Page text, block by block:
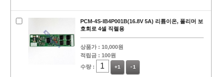
PCM-4S-IB4P001B(16.8V 5A) 리튬이온, 폴리머 보
호회로 4셀 직렬용
상품가 : 10,000원
적립금 : 100원
수량 :
+1 -1